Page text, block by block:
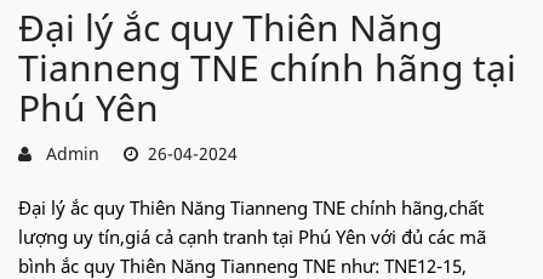
Đại lý ắc quy Thiên Năng
Tianneng TNE chính hãng tại
Phú Yên
Admin 26-04-2024
Đại lý ắc quy Thiên Năng Tianneng TNE chính hãng,chất
lượng uy tín,giá cả cạnh tranh tại Phú Yên với đủ các mã
bình ắc quy Thiên Năng Tianneng TNE như: TNE12-15,